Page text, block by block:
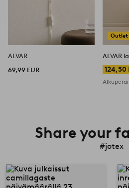
ALVAR
69,99 EUR
Outlet
ALVAR
124,50
Share your
#jotex